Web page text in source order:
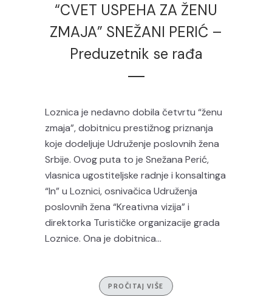
“CVET USPEHA ZA ŽENU
ZMAJA” SNEŽANI PERIĆ –
Preduzetnik se rađa
Loznica je nedavno dobila četvrtu “ženu
zmaja”, dobitnicu prestižnog priznanja
koje dodeljuje Udruženje poslovnih žena
Srbije. Ovog puta to je Snežana Perić,
vlasnica ugostiteljske radnje i konsaltinga
“In” u Loznici, osnivačica Udruženja
poslovnih žena “Kreativna vizija” i
direktorka Turističke organizacije grada
Loznice. Ona je dobitnica...
PROČITAJ VIŠE